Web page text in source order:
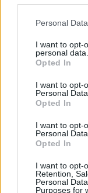
Please note that
not limited to your
grant or deny
use your data for
consent section.
Personal
I want to opt-
personal data.
Opted In
I want to opt-
Personal Data.
Opted In
I want to opt-
Personal
Opted In
I want to opt-
Retention,
Personal
Purposes for
További